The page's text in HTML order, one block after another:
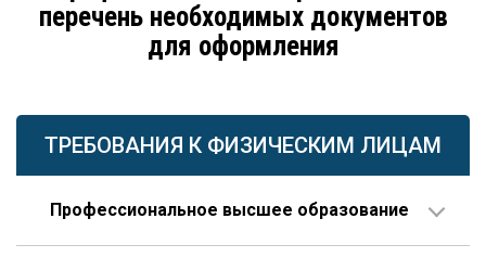
перечень необходимых документов
для оформления
ТРЕБОВАНИЯ К ФИЗИЧЕСКИМ ЛИЦАМ
Профессиональное высшее образование